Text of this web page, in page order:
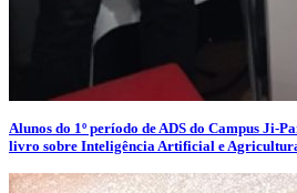
Alunos do 1º período de ADS do Campus Ji-
livro sobre Inteligência Artificial e